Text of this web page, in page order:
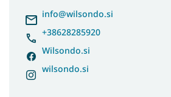
info@wilsondo.si
+38628285920
Wilsondo.si
wilsondo.si